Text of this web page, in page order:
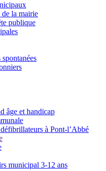
de la mairie
publique
âge et handicap
à Pont-l’Abbé
municipal 3-12 ans